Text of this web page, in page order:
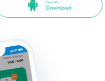
Direct APK
Download